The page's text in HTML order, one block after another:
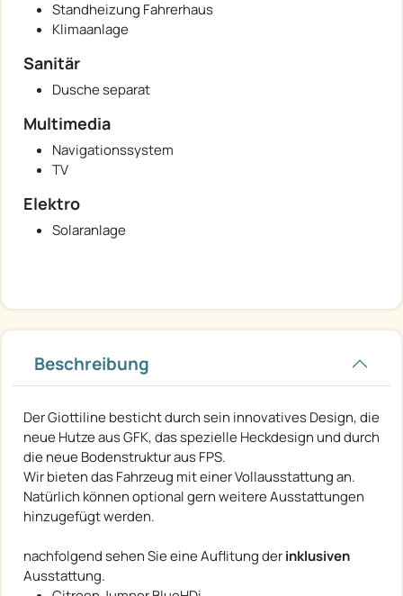
Standheizung Fahrerhaus
Klimaanlage
Sanitär
Dusche separat
Multimedia
Navigationssystem
TV
Elektro
Solaranlage
Beschreibung
Der Giottiline besticht durch sein innovatives Design, die
neue Hutze aus GFK, das spezielle Heckdesign und durch
die neue Bodenstruktur aus FPS.
Wir bieten das Fahrzeug mit einer Vollausstattung an.
Natürlich können optional gern weitere Ausstattungen
hinzugefügt werden.
nachfolgend sehen Sie eine Auflitung derinklusiven
Ausstattung.